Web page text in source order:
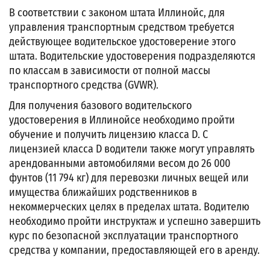
В соответствии с законом штата Иллинойс, для
управления транспортным средством требуется
действующее водительское удостоверение этого
штата. Водительские удостоверения подразделяются
по классам в зависимости от полной массы
транспортного средства (GVWR).
Для получения базового водительского
удостоверения в Иллинойсе необходимо пройти
обучение и получить лицензию класса D. С
лицензией класса D водители также могут управлять
арендованными автомобилями весом до 26 000
фунтов (11 794 кг) для перевозки личных вещей или
имущества ближайших родственников в
некоммерческих целях в пределах штата. Водителю
необходимо пройти инструктаж и успешно завершить
курс по безопасной эксплуатации транспортного
средства у компании, предоставляющей его в аренду.